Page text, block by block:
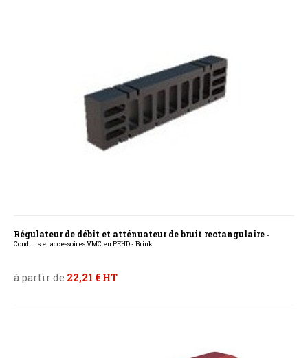
Régulateur de débit et atténuateur de bruit rectangulaire -
Conduits et accessoires VMC en PEHD - Brink
à partir de 22,21 € HT